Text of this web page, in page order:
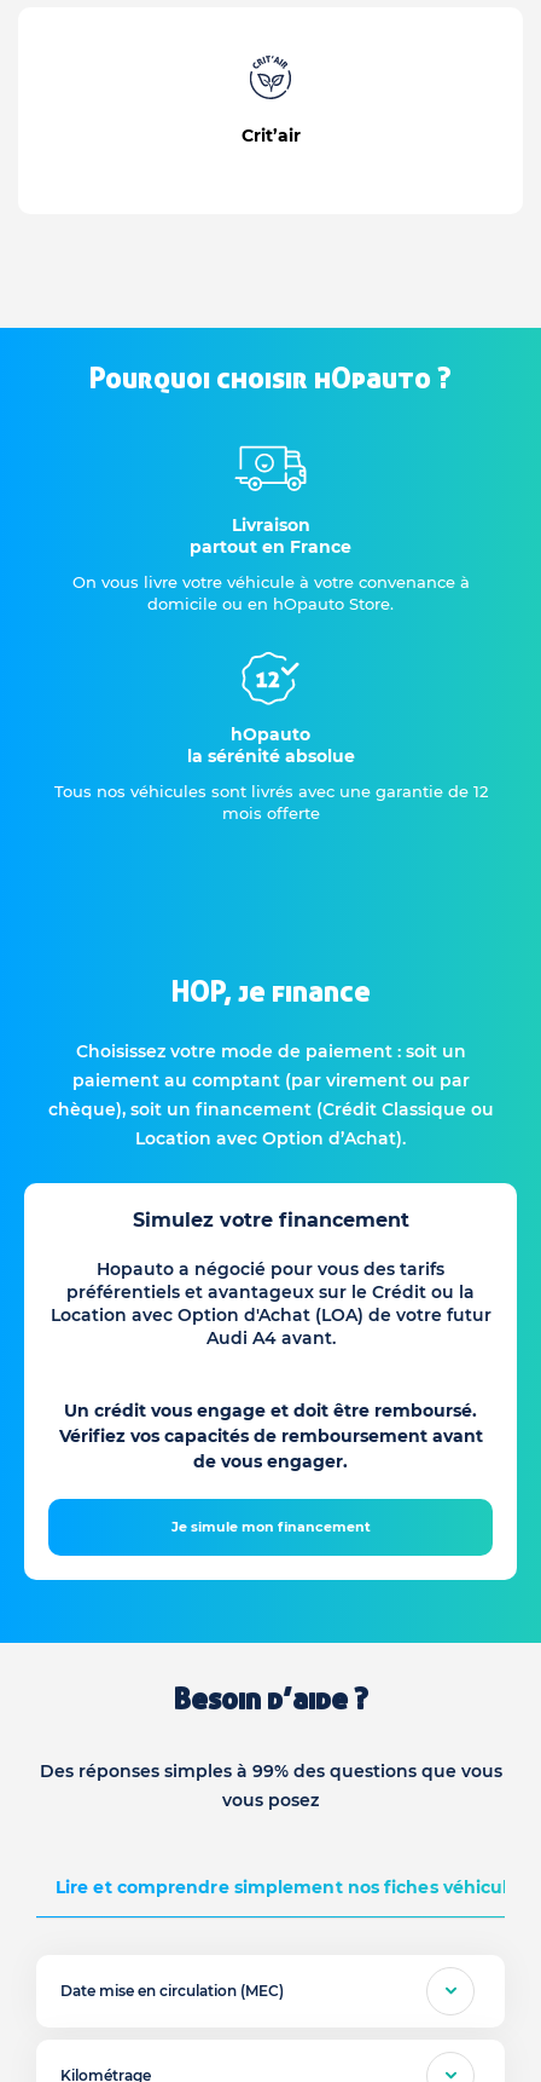
Crit’air
Pourquoi choisir hOpauto ?
Livraison
partout en France
On vous livre votre véhicule à votre convenance à
domicile ou en hOpauto Store.
hOpauto
la sérénité absolue
Tous nos véhicules sont livrés avec une garantie de 12
mois offerte
HOP, je finance
Choisissez votre mode de paiement : soit un
paiement au comptant (par virement ou par
chèque), soit un financement (Crédit Classique ou
Location avec Option d’Achat).
Simulez votre financement
Hopauto a négocié pour vous des tarifs
préférentiels et avantageux sur le Crédit ou la
Location avec Option d'Achat (LOA) de votre futur
Audi A4 avant.
Un crédit vous engage et doit être remboursé.
Vérifiez vos capacités de remboursement avant
de vous engager.
Je simule mon financement
Besoin d’aide ?
Des réponses simples à 99% des questions que vous
vous posez
Lire et comprendre simplement nos fiches véhicules
Date mise en circulation (MEC)
Kilométrage